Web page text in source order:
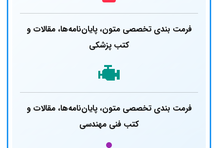
فرمت‌ بندی تخصصی متون، پایان‌نامه‌ها، مقالات و
کتب پزشکی
فرمت‌ بندی تخصصی متون، پایان‌نامه‌ها، مقالات و
کتب فنی مهندسی